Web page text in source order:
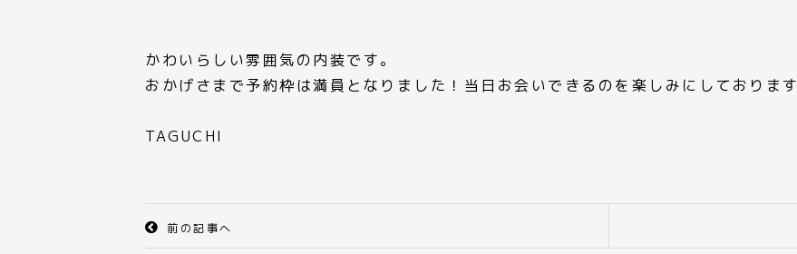
かわいらしい雰囲気の内装です。
おかげさまで予約枠は満員となりました！当日お会いできるのを楽しみにしております
TAGUCHI
前の記事へ